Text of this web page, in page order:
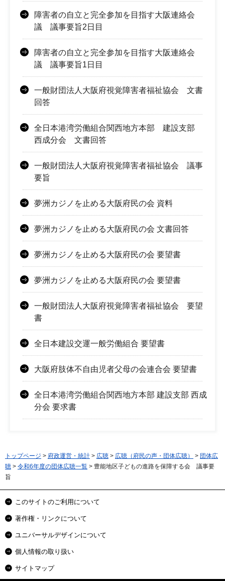
障害者の自立と完全参加を目指す大阪連絡会
議 議事要旨2日目
障害者の自立と完全参加を目指す大阪連絡会
議 議事要旨1日目
一般財団法人大阪府視覚障害者福祉協会 文書
回答
全日本港湾労働組合関西地方本部 建設支部
西成分会 文書回答
一般財団法人大阪府視覚障害者福祉協会 議事
要旨
夢洲カジノを止める大阪府民の会 資料
夢洲カジノを止める大阪府民の会 文書回答
夢洲カジノを止める大阪府民の会 要望書
夢洲カジノを止める大阪府民の会 要望書
一般財団法人大阪府視覚障害者福祉協会 要望
書
全日本建設交運一般労働組合 要望書
大阪府肢体不自由児者父母の会連合会 要望書
全日本港湾労働組合関西地方本部 建設支部 西成
分会 要求書
トップページ > 府政運営・統計 > 広聴 > 広聴（府民の声・団体広聴） > 団体広
聴 > 令和6年度の団体広聴一覧 > 豊能地区子どもの進路を保障する会 議事要
旨
このサイトのご利用について
著作権・リンクについて
ユニバーサルデザインについて
個人情報の取り扱い
サイトマップ